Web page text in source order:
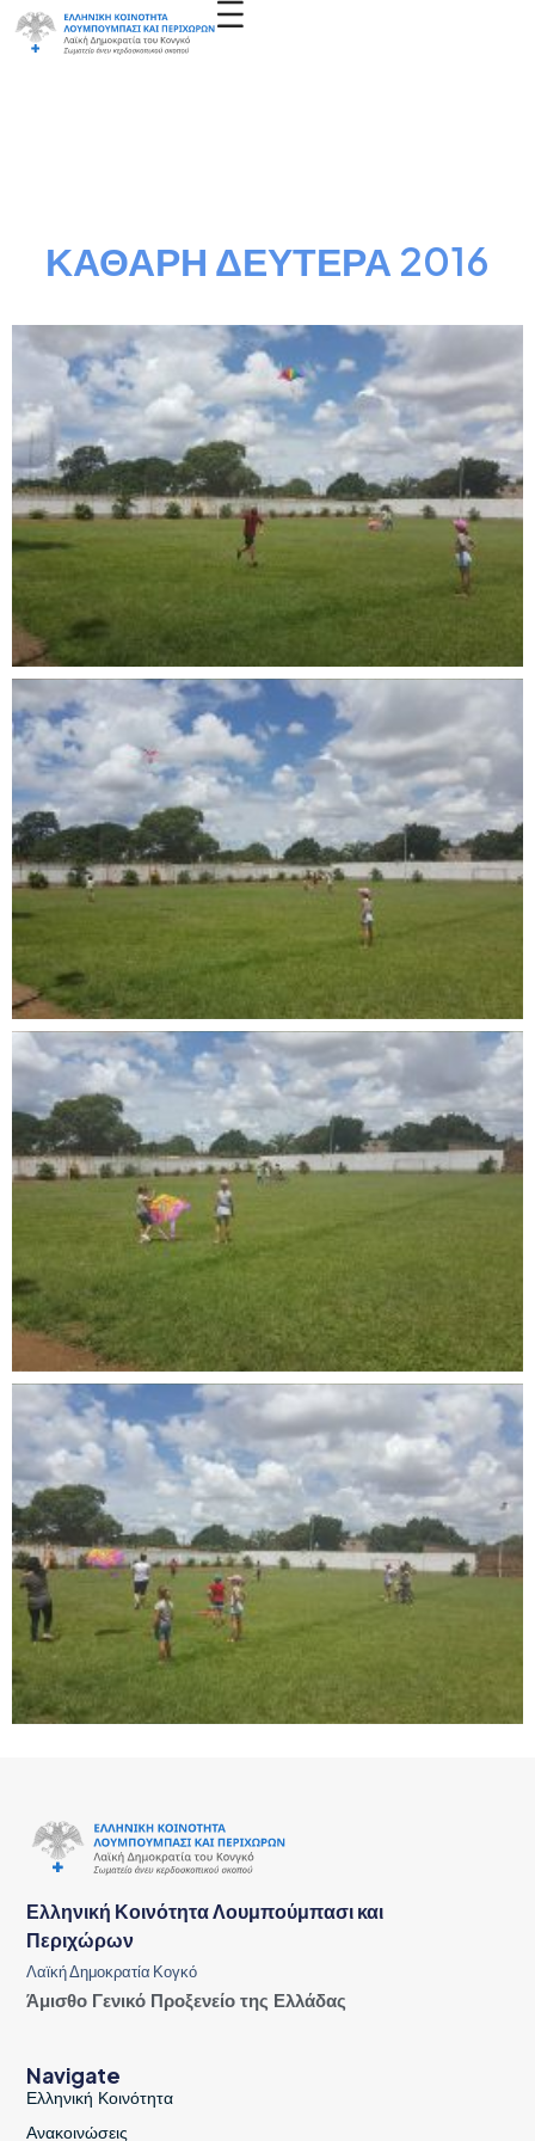
ΚΑΘΑΡΗ ΔΕΥΤΕΡΑ 2016
Ελληνική Κοινότητα Λουμπούμπασι και
Περιχώρων
Λαϊκή Δημοκρατία Κογκό
Άμισθο Γενικό Προξενείο της Ελλάδας
Navigate
Ελληνική Κοινότητα
Ανακοινώσεις